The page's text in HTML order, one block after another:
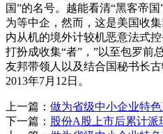
国”的名号。越能看清“黑客帝
为等中企，然而，这是美国收
内从机的境外计较机恶意法式
打扮成收集“者”，”以至包罗前
友邦带领人以及结合国秘书长
2013年7月12日。
上一篇： 做为省级中小企业特
下一篇： 股份A股上市后累计派